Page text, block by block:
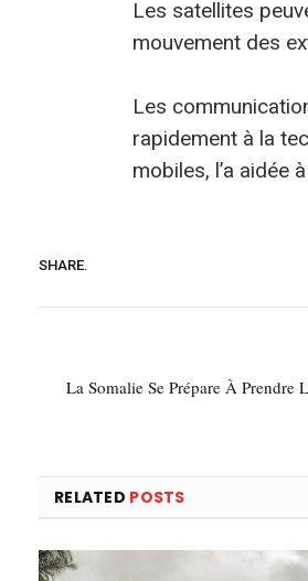
Les satellites
mouvement des
Les
rapidement à la
mobiles, l’a aidée
SHARE.
La Somalie Se Prépare À Prendre
RELATED POSTS